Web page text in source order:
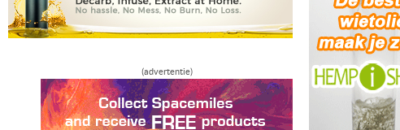
(advertentie)